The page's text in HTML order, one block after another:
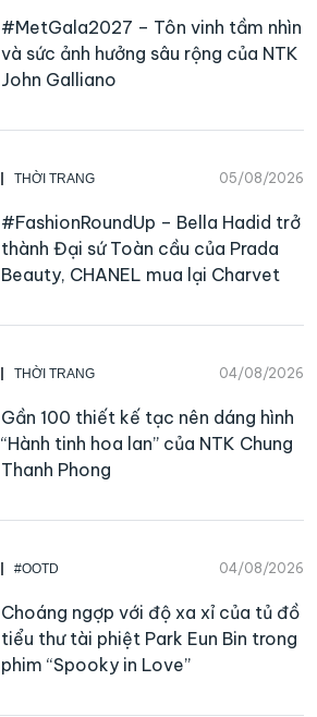
#MetGala2027 – Tôn vinh tầm nhìn
và sức ảnh hưởng sâu rộng của NTK
John Galliano
THỜI TRANG 05/08/2026
#FashionRoundUp – Bella Hadid trở
thành Đại sứ Toàn cầu của Prada
Beauty, CHANEL mua lại Charvet
THỜI TRANG 04/08/2026
Gần 100 thiết kế tạc nên dáng hình
“Hành tinh hoa lan” của NTK Chung
Thanh Phong
#OOTD 04/08/2026
Choáng ngợp với độ xa xỉ của tủ đồ
tiểu thư tài phiệt Park Eun Bin trong
phim “Spooky in Love”